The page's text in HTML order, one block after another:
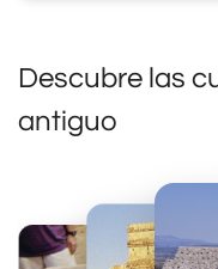
Descubre las
antiguo